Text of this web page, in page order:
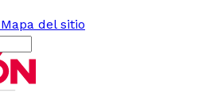
Mapa del sitio